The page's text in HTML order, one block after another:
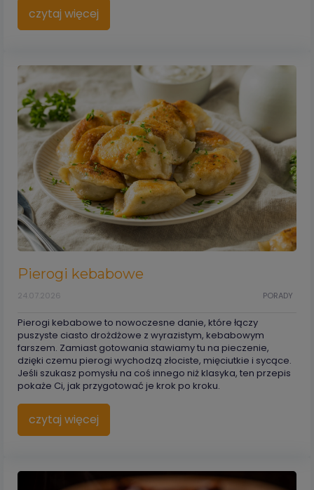
czytaj więcej
Pierogi kebabowe
PORADY
24.07.2026
Pierogi kebabowe to nowoczesne danie, które łączy
puszyste ciasto drożdżowe z wyrazistym, kebabowym
farszem. Zamiast gotowania stawiamy tu na pieczenie,
dzięki czemu pierogi wychodzą złociste, mięciutkie i sycące.
Jeśli szukasz pomysłu na coś innego niż klasyka, ten przepis
pokaże Ci, jak przygotować je krok po kroku.
czytaj więcej